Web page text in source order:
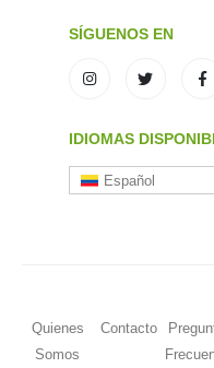
SÍGUENOS EN
IDIOMAS
Español
Quienes
Somos
Contacto